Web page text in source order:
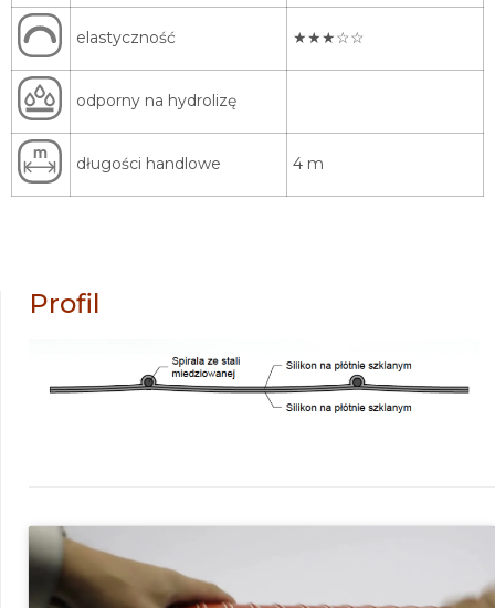
elastyczność ★★★☆☆
odporny na hydrolizę
długości handlowe 4 m
Profil